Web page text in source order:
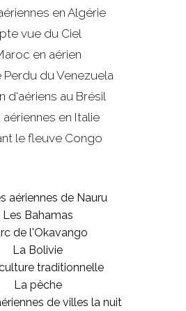
en Algérie
vue du Ciel
en aérien
Perdu du Venezuela
d'aériens au Brésil
en Italie
le fleuve Congo
aériennes de Nauru
Les Bahamas
de l'Okavango
La Bolivie
traditionnelle
La pêche
de villes la nuit